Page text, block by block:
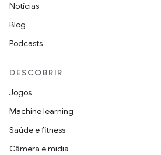
Notícias
Blog
Podcasts
DESCOBRIR
Jogos
Machine learning
Saúde e fitness
Câmera e mídia